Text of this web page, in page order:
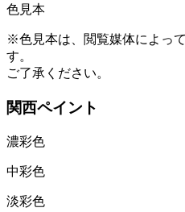
色見本
※色見本は、閲覧媒体によっ
す。
ご了承ください。
関西ペイント
濃彩色
中彩色
淡彩色